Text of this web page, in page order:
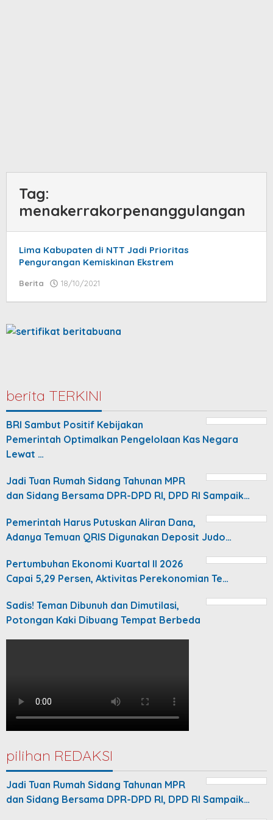
Tag:
menakerrakorpenanggulangan
Lima Kabupaten di NTT Jadi Prioritas
Pengurangan Kemiskinan Ekstrem
Berita 18/10/2021
berita TERKINI
BRI Sambut Positif Kebijakan
Pemerintah Optimalkan Pengelolaan Kas Negara
Lewat …
Jadi Tuan Rumah Sidang Tahunan MPR
dan Sidang Bersama DPR-DPD RI, DPD RI Sampaik…
Pemerintah Harus Putuskan Aliran Dana,
Adanya Temuan QRIS Digunakan Deposit Judo…
Pertumbuhan Ekonomi Kuartal II 2026
Capai 5,29 Persen, Aktivitas Perekonomian Te…
Sadis! Teman Dibunuh dan Dimutilasi,
Potongan Kaki Dibuang Tempat Berbeda
pilihan REDAKSI
Jadi Tuan Rumah Sidang Tahunan MPR
dan Sidang Bersama DPR-DPD RI, DPD RI Sampaik…